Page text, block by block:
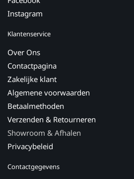
Instagram
Klantenservice
Over Ons
Contactpagina
Zakelijke klant
Algemene voorwaarden
Betaalmethoden
Verzenden & Retourneren
Showroom & Afhalen
Privacybeleid
Contactgegevens